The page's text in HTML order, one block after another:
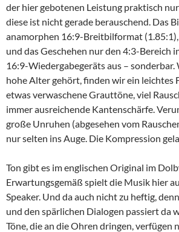
der hier gebotenen Leistung praktisch
diese ist nicht gerade berauschend. Das
anamorphen 16:9-Breitbilformat
und das Geschehen nur den 4:3-Bereich
16:9-Wiedergabegeräts aus – sonderbar.
hohe Alter gehört, finden wir ein leichtes
etwas verwaschene Grauttöne, viel
immer ausreichende Kantenschärfe.
große Unruhen (abgesehen vom
nur selten ins Auge. Die Kompression
Ton gibt es im englischen Original im
Erwartungsgemäß spielt die Musik hier
Speaker. Und da auch nicht zu heftig,
und den spärlichen Dialogen passiert da
Töne, die an die Ohren dringen, verfügen